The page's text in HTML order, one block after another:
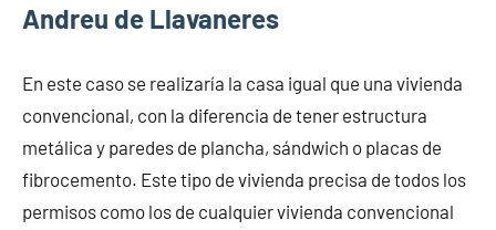
Andreu de Llavaneres
En este caso se realizaría la casa igual que una vivienda
convencional, con la diferencia de tener estructura
metálica y paredes de plancha, sándwich o placas de
fibrocemento. Este tipo de vivienda precisa de todos los
permisos como los de cualquier vivienda convencional